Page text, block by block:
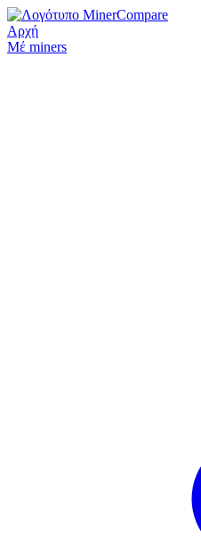
Αρχή
Μέ miners